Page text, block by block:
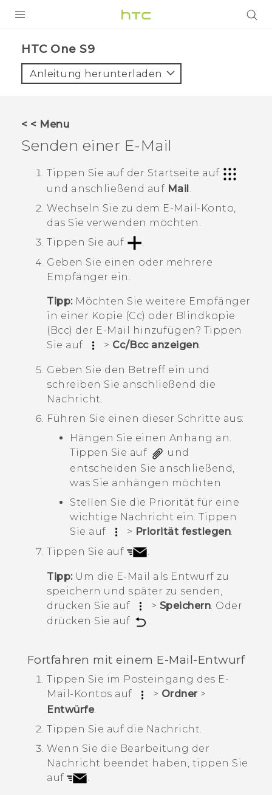
VIVE
UNTERSTÜTZUNG
HTC-Geräte und Zubehör
Anmelden
HTC One S9‎
Anleitung herunterladen
< < Menu
Senden einer E-Mail
Tippen Sie auf der Startseite auf
und anschließend auf Mail
Wechseln Sie zu dem E-Mail-Konto,
das Sie verwenden möchten.
Tippen Sie auf
Geben Sie einen oder mehrere
Empfänger ein.
Tipp:Möchten Sie weitere Empfänger
in einer Kopie (Cc) oder Blindkopie
(Bcc) der E-Mail hinzufügen? Tippen
Sie auf
> Cc/Bcc anzeigen.
Geben Sie den Betreff ein und
schreiben Sie anschließend die
Nachricht.
Führen Sie einen dieser Schritte aus:
Hängen Sie einen Anhang an.
‎Tippen Sie auf
und
entscheiden Sie anschließend,
was Sie anhängen möchten.
Stellen Sie die Priorität für eine
wichtige Nachricht ein. Tippen
Sie auf
> Priorität festlegen
Tippen Sie auf
.
Tipp:Um die E-Mail als Entwurf zu
speichern und später zu senden,
drücken Sie auf
> Speichern. Oder
drücken Sie auf
.
Fortfahren mit einem E-Mail-Entwurf
Tippen Sie im Posteingang des E-
Mail-Kontos auf
> Ordner>
Entwürfe.
Tippen Sie auf die Nachricht.
Wenn Sie die Bearbeitung der
Nachricht beendet haben, tippen Sie
auf